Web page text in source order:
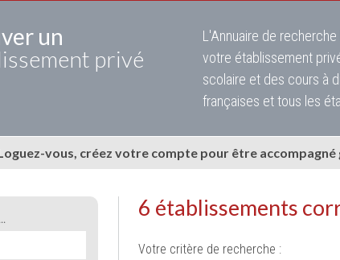
un
privé
L'Annuaire de recherche
votre établissement
scolaire et des cours à
françaises et tous les
vous, créez votre compte pour être
6 établissements
Votre critère de recherche :